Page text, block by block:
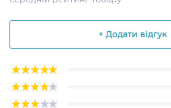
+ Додати відгук